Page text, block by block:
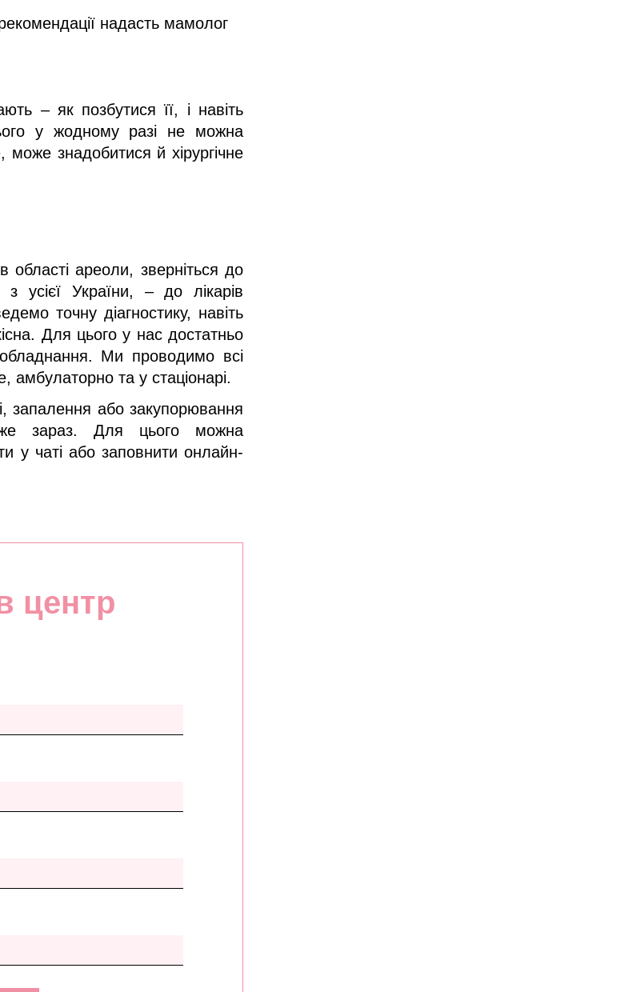
надасть мамолог
– як позбутися її, і навіть
у жодному разі не можна
знадобитися й хірургічне
ареоли, зверніться до
з усієї України, – до лікарів
точну діагностику, навіть
Для цього у нас достатньо
обладнання. Ми проводимо всі
амбулаторно та у стаціонарі.
запалення або закупорювання
зараз. Для цього можна
у чаті або заповнити онлайн-
центр